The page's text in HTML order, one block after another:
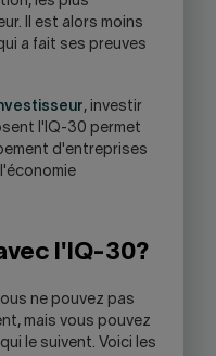
Il est alors moins
a fait ses preuves
, investir
l'IQ-30 permet
d'entreprises
l'IQ-30?
ne pouvez pas
mais vous pouvez
le suivent. Voici les